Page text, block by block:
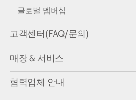
글로벌 멤버십
고객센터(FAQ/문의)
매장 & 서비스
협력업체 안내